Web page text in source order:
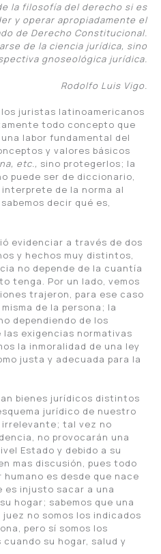
la filosofía del derecho si es
y operar apropiadamente el
de Derecho Constitucional.
de la ciencia jurídica, sino
gnoseológica jurídica.
Rodolfo Luis Vigo.
juristas latinoamericanos
todo concepto que
labor fundamental del
y valores básicos
etc., sino protegerlos; la
puede ser de diccionario,
de la norma al
decir qué es,
evidenciar a través de dos
y hechos muy distintos,
no depende de la cuantía
tenga. Por un lado, vemos
trajeron, para ese caso
de la persona; la
dependiendo de los
las exigencias normativas
la inmoralidad de una ley
justa y adecuada para la
bienes jurídicos distintos
jurídico de nuestro
irrelevante; tal vez no
no provocarán una
Estado y debido a su
mas discusión, pues todo
humano es desde que nace
es injusto sacar a una
hogar; sabemos que una
no somos los indicados
pero sí somos los
su hogar, salud y